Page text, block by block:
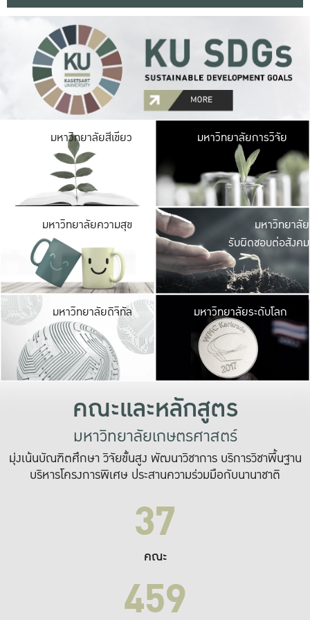
มหาวิทยาลัยสีเขียว มหาวิ
มีพื้นที่เขียวสดใส
เป็นป่าในเมือง เกษต
มหาวิทยาลัยการวิจัย
มหาวิทยาลัยความสุข มหาวิ
ค
เปิดประ
และพบเรื่องราวใ
มหาวิทยาลัย
รับผิดชอบต่อสังคม
มหาวิทยาลัยดิจิทัล มหาวิ
เปลี่ยนแปลง แล
เพื่อทำง
ระบบสารสนเทศ
มหาวิทยาลัยระดับโลก
คณะและหลักสูตร
มหาวิทยาลัยเกษตรศาสตร์
มุ่งเน้นบัณฑิตศึกษา วิจัยขั้นสูง พัฒนาวิชาการ บริการวิชาพื้นฐาน
บริหารโครงการพิเศษ ประสานความร่วมมือกับนานาชาติ
37
คณะ
459